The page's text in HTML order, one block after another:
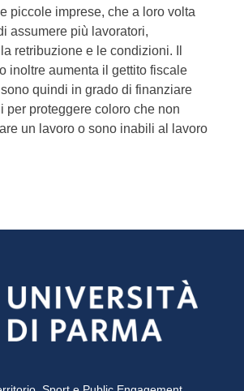
piccole imprese, che a loro volta
assumere più lavoratori,
retribuzione e le condizioni. Il
inoltre aumenta il gettito fiscale
quindi in grado di finanziare
per proteggere coloro che non
un lavoro o sono inabili al lavoro